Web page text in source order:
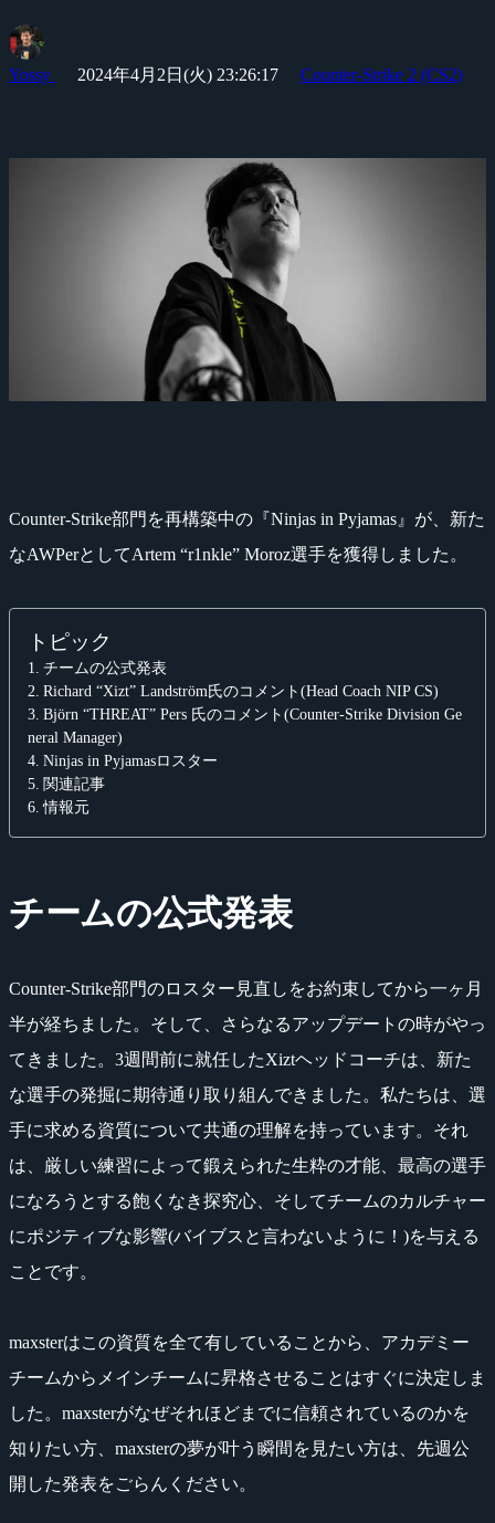
Yossy 2024年4月2日(火) 23:26:17 Counter-Strike 2 (CS2)
Counter-Strike部門を再構築中の『Ninjas in Pyjamas』が、新た
なAWPerとしてArtem “r1nkle” Moroz選手を獲得しました。
トピック
チームの公式発表
Richard “Xizt” Landström氏のコメント(Head Coach NIP CS)
Björn “THREAT” Pers 氏のコメント(Counter-Strike Division Ge
neral Manager)
Ninjas in Pyjamasロスター
関連記事
情報元
チームの公式発表
Counter-Strike部門のロスター見直しをお約束してから一ヶ月
半が経ちました。そして、さらなるアップデートの時がやっ
てきました。3週間前に就任したXiztヘッドコーチは、新た
な選手の発掘に期待通り取り組んできました。私たちは、選
手に求める資質について共通の理解を持っています。それ
は、厳しい練習によって鍛えられた生粋の才能、最高の選手
になろうとする飽くなき探究心、そしてチームのカルチャー
にポジティブな影響(バイブスと言わないように！)を与える
ことです。
maxsterはこの資質を全て有していることから、アカデミー
チームからメインチームに昇格させることはすぐに決定しま
した。maxsterがなぜそれほどまでに信頼されているのかを
知りたい方、maxsterの夢が叶う瞬間を見たい方は、先週公
開した発表をごらんください。